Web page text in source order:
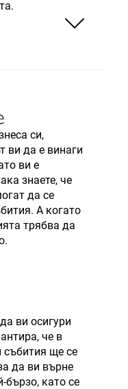
си,
ви да е винаги
ви е
знаете, че
да се
А когато
трябва да
ви осигури
че в
събития ще се
да ви върне
като се